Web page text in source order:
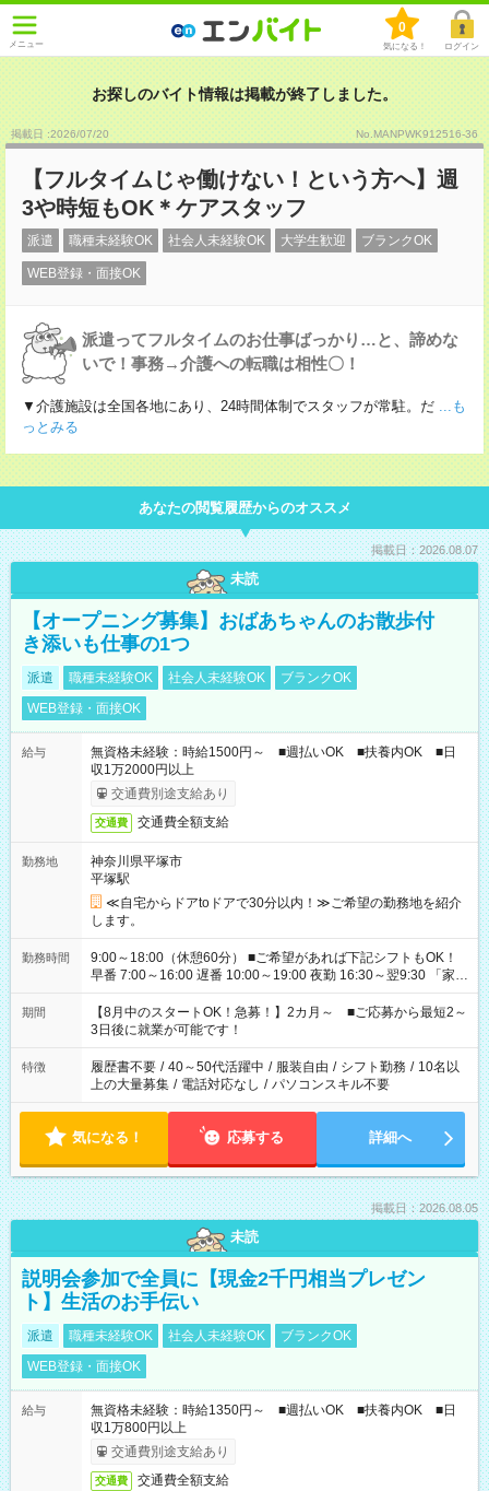
メニュー
0
気になる！ ログイン
お探しのバイト情報は掲載が終了しました。
掲載日 :2026/07/20 No.MANPWK912516-36
【フルタイムじゃ働けない！という方へ】週
3や時短もOK＊ケアスタッフ
派遣 職種未経験OK 社会人未経験OK 大学生歓迎 ブランクOK
WEB登録・面接OK
派遣ってフルタイムのお仕事ばっかり…と、諦めな
いで！事務→介護への転職は相性〇！
▼介護施設は全国各地にあり、24時間体制でスタッフが常駐。だ ...も
っとみる
あなたの閲覧履歴からのオススメ
掲載日：2026.08.07
未読
【オープニング募集】おばあちゃんのお散歩付
き添いも仕事の1つ
派遣 職種未経験OK 社会人未経験OK
ブランクOK
WEB登録・面接OK
給与
無資格未経験：時給1500円～ ■週払いOK ■扶養内OK ■日
収1万2000円以上
交通費別途支給あり
交通費 交通費全額支給
勤務地
神奈川県平塚市
平塚駅
≪自宅からドアtoドアで30分以内！≫ご希望の勤務地を紹介
します。
勤務時間
9:00～18:00（休憩60分） ■ご希望があれば下記シフトもOK！
早番 7:00～16:00 遅番 10:00～19:00 夜勤 16:30～翌9:30 「家族
と休みを合わせたい」 「余裕を持って夕飯の準備がしたい」
「できれば残業はしたくない」 など、ご希望を教えてください
ね。 ※Wワーク希望の方へ 今ご覧のお仕事で希望する勤務時間
と、もう1つのお仕事の勤務時間。 合計で週40時間を超える場
合は応募できません。
期間
【8月中のスタートOK！急募！】2カ月～ ■ご応募から最短2～
3日後に就業が可能です！
特徴 履歴書不要 / 40～50代活躍中 / 服装自由 / シフト勤務 / 10名以
上の大量募集 / 電話対応なし / パソコンスキル不要
気になる！ 応募する 詳細へ
掲載日：2026.08.05
未読
説明会参加で全員に【現金2千円相当プレゼン
ト】生活のお手伝い
派遣 職種未経験OK 社会人未経験OK
ブランクOK
WEB登録・面接OK
給与
無資格未経験：時給1350円～ ■週払いOK ■扶養内OK ■日
収1万800円以上
交通費別途支給あり
交通費 交通費全額支給